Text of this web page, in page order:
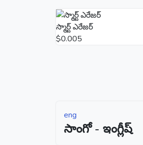
స్మార్ట్ ఎరేజర్
$0.005
eng
సాంగో - ఇంగ్లీష్